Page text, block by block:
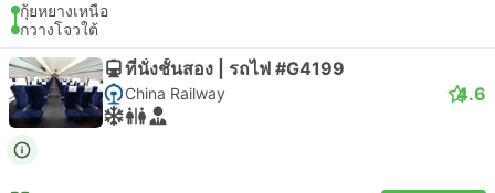
กุ้ยหยางเหนือ
กวางโจวใต้
ที่นั่งชั้นสอง | รถไฟ #G4199
China Railway 4.6